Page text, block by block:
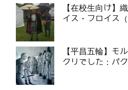
【在校生向け】
イス・フロイス
【平昌五輪】モ
クリでした：パ